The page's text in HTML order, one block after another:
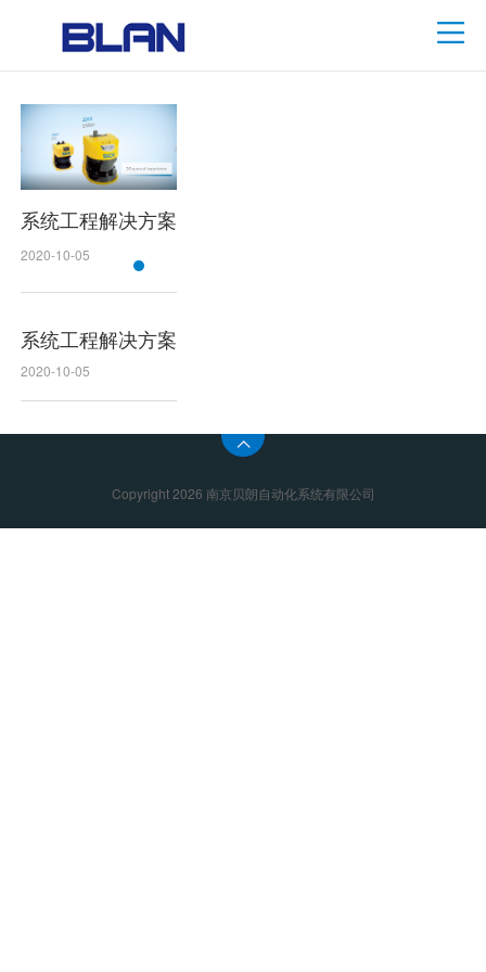
系统工程解决方案
2020-10-05
系统工程解决方案
2020-10-05
Copyright 2026 南京贝朗自动化系统有限公司